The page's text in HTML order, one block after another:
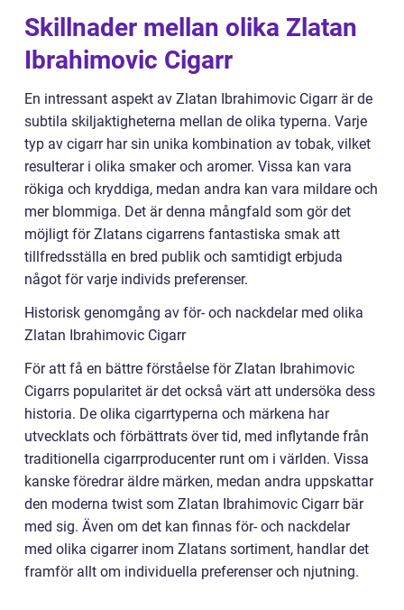
Skillnader mellan olika Zlatan
Ibrahimovic Cigarr
En intressant aspekt av Zlatan Ibrahimovic Cigarr är de
subtila skiljaktigheterna mellan de olika typerna. Varje
typ av cigarr har sin unika kombination av tobak, vilket
resulterar i olika smaker och aromer. Vissa kan vara
rökiga och kryddiga, medan andra kan vara mildare och
mer blommiga. Det är denna mångfald som gör det
möjligt för Zlatans cigarrens fantastiska smak att
tillfredsställa en bred publik och samtidigt erbjuda
något för varje individs preferenser.
Historisk genomgång av för- och nackdelar med olika
Zlatan Ibrahimovic Cigarr
För att få en bättre förståelse för Zlatan Ibrahimovic
Cigarrs popularitet är det också värt att undersöka dess
historia. De olika cigarrtyperna och märkena har
utvecklats och förbättrats över tid, med inflytande från
traditionella cigarrproducenter runt om i världen. Vissa
kanske föredrar äldre märken, medan andra uppskattar
den moderna twist som Zlatan Ibrahimovic Cigarr bär
med sig. Även om det kan finnas för- och nackdelar
med olika cigarrer inom Zlatans sortiment, handlar det
framför allt om individuella preferenser och njutning.